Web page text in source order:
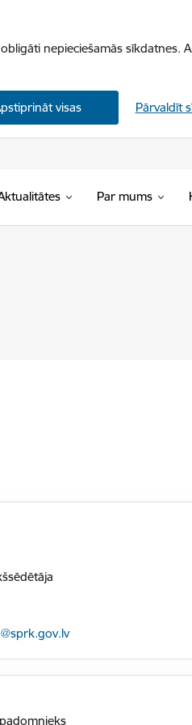
nepieciešamās
visas Pārvaldīt
Par mums